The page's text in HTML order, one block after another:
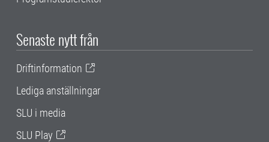
Senaste nytt från
Driftinformation
Lediga anställningar
SLU i media
SLU Play